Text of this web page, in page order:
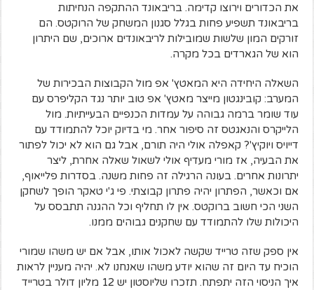
את הכדורים וירוצו קדימה. בריבאונד ההתקפה הנחיתות
בריבאונד תשפיע פחות בגלל סגנון המשחק של הרוקטס. הם
זורקים המון שלשות שמובילות לריבאונדים ארוכים, שם היתרון
הוא של הגארדים בכל מקרה.
השאלה היחידה היא המאטץ' אפ מול הקבוצות הבכירות של
המערב: קובינגטון מייצר מאטץ' אפ טוב יותר נגד הקליפרס עם
עוד שומר ברמה גבוהה על עמדות הכנפיים הבעייתיות. מול
הלייקרס והנאגטס זה סיפור אחר. מי בדיוק יוכל להתמודד עם
דייויס ויוקיץ'? קאפלה אולי היה תורם, אבל גם הוא לא יכול לפתור
את הבעיה, אז מורי מעדיף אולי לשאול שאלה אחרת, ליצר
יתרונות אחרים. בעונה הרגילה זה פחות משנה. בסדרות פלייאוף,
אם וכאשר, הפתרון יהיה פתרון קבוצתי. פי ג'י טאקר הופך לשחקן
השני הכי חשוב ברוקטס. אין לו תחליף וכל ההגנה תתבסס על
היכולות שלו להתמודד עם שחקנים גבוהים ממנו.
אין ספק שזה טרייד שקשה לאכול אותו, אבל אם יש משהו שמורי
הוכיח עד היום זה שהוא יודע משהו שאנחנו לא. יהיה מעניין לראות
איך הניסוי הזה יתפתח. תזכרו שליוסטון יש 12 מליון דולר בטרייד